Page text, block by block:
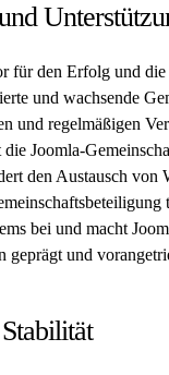
für den Erfolg und
und wachsende
und regelmäßigen
Joomla-
den Austausch von
bei und macht
geprägt und